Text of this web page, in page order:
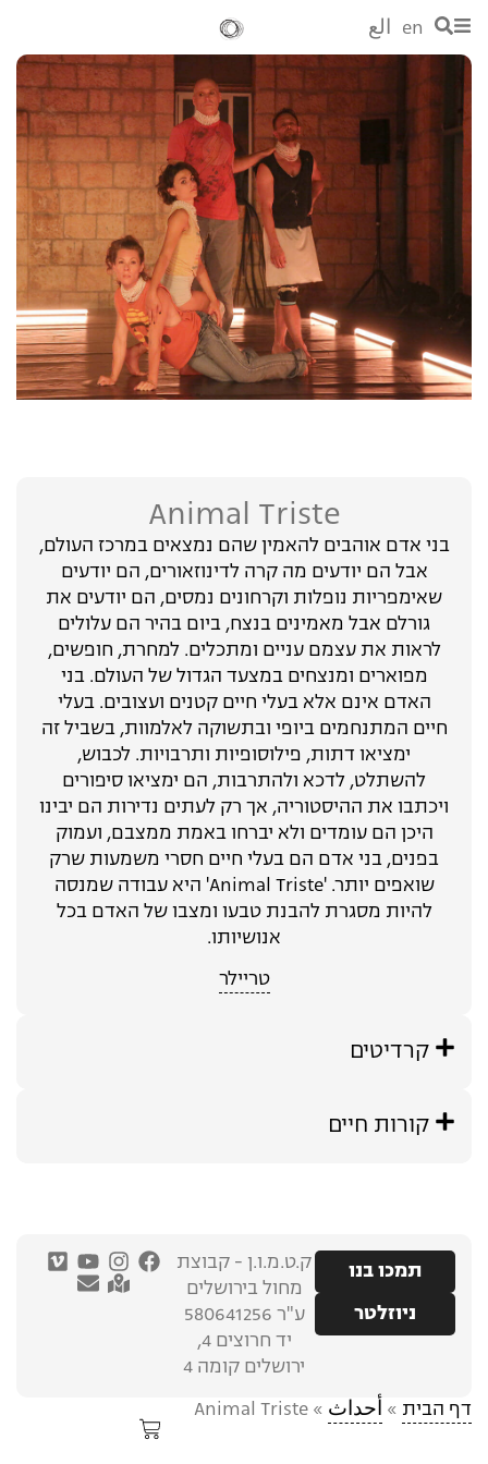
en الع
Animal Triste
בני אדם אוהבים להאמין שהם נמצאים במרכז העולם,
אבל הם יודעים מה קרה לדינוזאורים, הם יודעים
שאימפריות נופלות וקרחונים נמסים, הם יודעים את
גורלם אבל מאמינים בנצח, ביום בהיר הם עלולים
לראות את עצמם עניים ומתכלים. למחרת, חופשים,
מפוארים ומנצחים במצעד הגדול של העולם. בני
האדם אינם אלא בעלי חיים קטנים ועצובים. בעלי
חיים המתנחמים ביופי ובתשוקה לאלמוות, בשביל זה
ימציאו דתות, פילוסופיות ותרבויות. לכבוש,
להשתלט, לדכא ולהתרבות, הם ימציאו סיפורים
ויכתבו את ההיסטוריה, אך רק לעתים נדירות הם יבינו
היכן הם עומדים ולא יברחו באמת ממצבם, ועמוק
בפנים, בני אדם הם בעלי חיים חסרי משמעות שרק
שואפים יותר. 'Animal Triste' היא עבודה שמנסה
להיות מסגרת להבנת טבעו ומצבו של האדם בכל
אנושיותו.
טריילר
קרדיטים
קורות חיים
תמכו בנו
ניוזלטר
ק.ט.מ.ו.ן - קבוצת
מחול בירושלים
ע"ר 580641256
יד חרוצים 4,
ירושלים קומה 4
דף הבית » أحداث »
Animal Triste